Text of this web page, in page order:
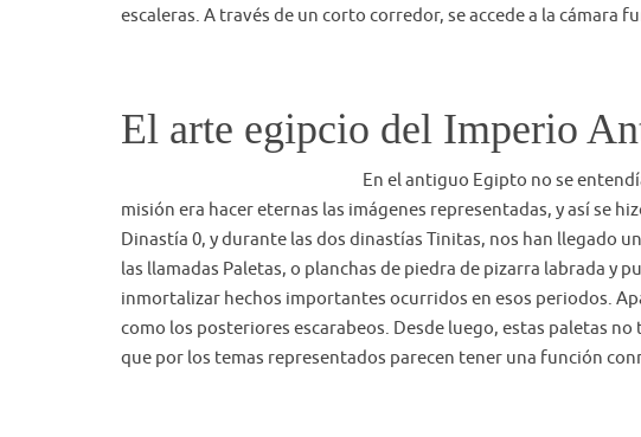
escaleras. A través de un corto corredor, se accede a la
El arte egipcio del Imperio
En el antiguo Egipto no se
misión era hacer eternas las imágenes representadas, y así se
Dinastía 0, y durante las dos dinastías Tinitas, nos han llegado
las llamadas Paletas, o planchas de piedra de pizarra labrada y
inmortalizar hechos importantes ocurridos en esos periodos.
como los posteriores escarabeos. Desde luego, estas paletas
que por los temas representados parecen tener una función